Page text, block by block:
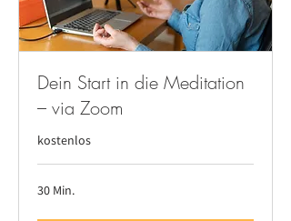
Dein Start in die Meditation
– via Zoom
kostenlos
30 Min.